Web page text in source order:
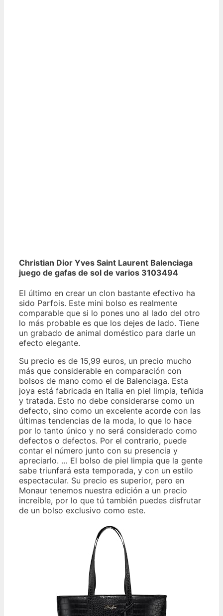
Christian Dior Yves Saint Laurent Balenciaga
juego de gafas de sol de varios 3103494
El último en crear un clon bastante efectivo ha
sido Parfois. Este mini bolso es realmente
comparable que si lo pones uno al lado del otro
lo más probable es que los dejes de lado. Tiene
un grabado de animal doméstico para darle un
efecto elegante.
Su precio es de 15,99 euros, un precio mucho
más que considerable en comparación con
bolsos de mano como el de Balenciaga. Esta
joya está fabricada en Italia en piel limpia, teñida
y tratada. Esto no debe considerarse como un
defecto, sino como un excelente acorde con las
últimas tendencias de la moda, lo que lo hace
por lo tanto único y no será considerado como
defectos o defectos. Por el contrario, puede
contar el número junto con su presencia y
apreciarlo. … El bolso de piel limpia que la gente
sabe triunfará esta temporada, y con un estilo
espectacular. Su precio es superior, pero en
Monaur tenemos nuestra edición a un precio
increíble, por lo que tú también puedes disfrutar
de un bolso exclusivo como este.